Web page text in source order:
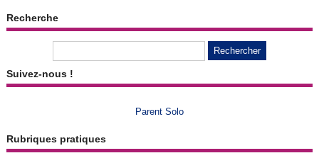
Recherche
Suivez-nous !
Parent Solo
Rubriques pratiques